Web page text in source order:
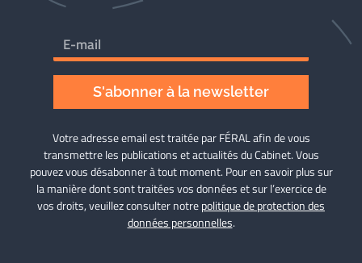
S'abonner à la newsletter
Votre adresse email est traitée par FÉRAL afin de vous
transmettre les publications et actualités du Cabinet. Vous
pouvez vous désabonner à tout moment. Pour en savoir plus sur
la manière dont sont traitées vos données et sur l’exercice de
vos droits, veuillez consulter notrepolitique de protection des
données personnelles.